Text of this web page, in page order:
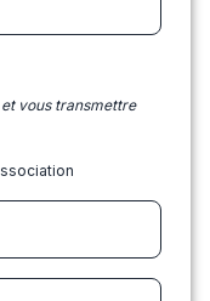
vous transmettre